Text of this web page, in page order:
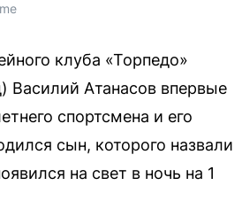
клуба «Торпедо»
Василий Атанасов впервые
спортсмена и его
сын, которого назвали
на свет в ночь на 1